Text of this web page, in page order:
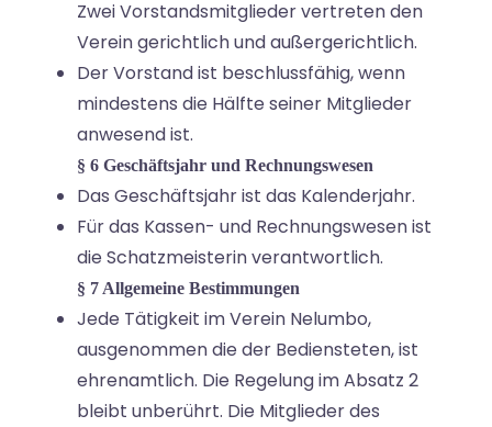
Zwei Vorstandsmitglieder vertreten den
Verein gerichtlich und außergerichtlich.
Der Vorstand ist beschlussfähig, wenn
mindestens die Hälfte seiner Mitglieder
anwesend ist.
§ 6 Geschäftsjahr und Rechnungswesen
Das Geschäftsjahr ist das Kalenderjahr.
Für das Kassen- und Rechnungswesen ist
die Schatzmeisterin verantwortlich.
§ 7 Allgemeine Bestimmungen
Jede Tätigkeit im Verein Nelumbo,
ausgenommen die der Bediensteten, ist
ehrenamtlich. Die Regelung im Absatz 2
bleibt unberührt. Die Mitglieder des